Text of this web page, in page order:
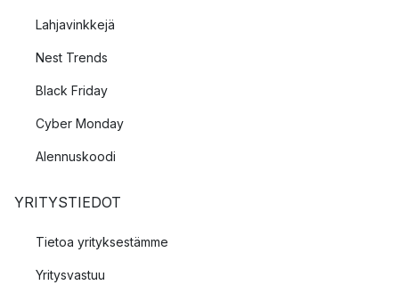
Lahjavinkkejä
Nest Trends
Black Friday
Cyber Monday
Alennuskoodi
YRITYSTIEDOT
Tietoa yrityksestämme
Yritysvastuu